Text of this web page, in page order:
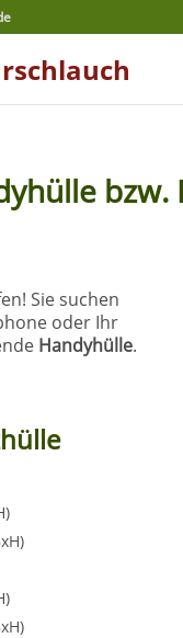
Sie suchen
oder Ihr
Handyhülle.